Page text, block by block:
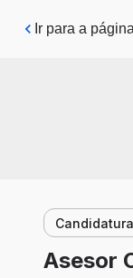
Pular para o
Ir para a
Asesor